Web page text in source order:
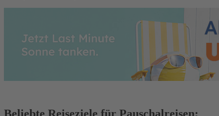
Beliebte Reiseziele für Pauschalreisen: